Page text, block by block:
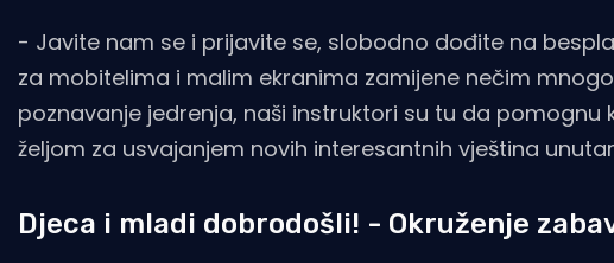
- Javite nam se i prijavite se, slobodno dođite na
za mobitelima i malim ekranima zamijene nečim
poznavanje jedrenja, naši instruktori su tu da
željom za usvajanjem novih interesantnih vještina
Djeca i mladi dobrodošli! - Okruženje